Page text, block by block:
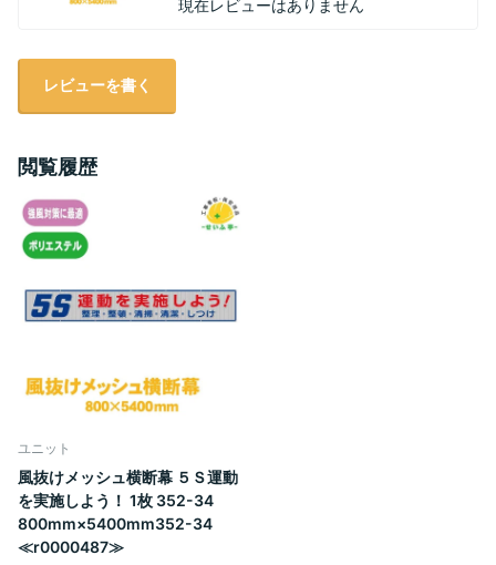
現在レビューはありません
レビューを書く
閲覧履歴
ユニット
風抜けメッシュ横断幕 ５Ｓ運動
を実施しよう！ 1枚 352-34
800mm×5400mm352-34
≪r0000487≫